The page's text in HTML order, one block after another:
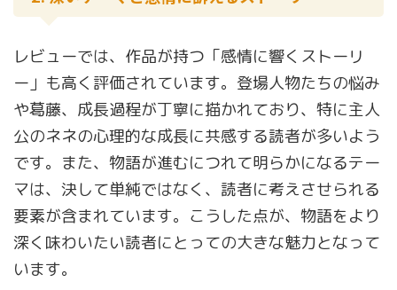
レビューでは、作品が持つ「感情に響くストーリ
ー」も高く評価されています。登場人物たちの悩み
や葛藤、成長過程が丁寧に描かれており、特に主人
公のネネの心理的な成長に共感する読者が多いよう
です。また、物語が進むにつれて明らかになるテー
マは、決して単純ではなく、読者に考えさせられる
要素が含まれています。こうした点が、物語をより
深く味わいたい読者にとっての大きな魅力となって
います。